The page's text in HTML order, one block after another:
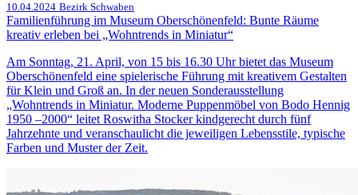
10.04.2024 Bezirk Schwaben
Familienführung im Museum Oberschönenfeld: Bunte Räume
kreativ erleben bei „Wohntrends in Miniatur“
Am Sonntag, 21. April, von 15 bis 16.30 Uhr bietet das Museum
Oberschönenfeld eine spielerische Führung mit kreativem Gestalten
für Klein und Groß an. In der neuen Sonderausstellung
„Wohntrends in Miniatur. Moderne Puppenmöbel von Bodo Hennig
1950 –2000“ leitet Roswitha Stocker kindgerecht durch fünf
Jahrzehnte und veranschaulicht die jeweiligen Lebensstile, typische
Farben und Muster der Zeit.